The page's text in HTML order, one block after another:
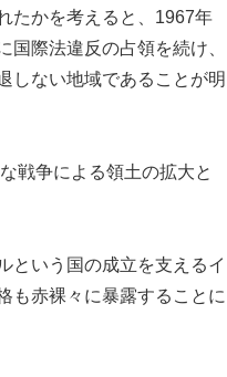
たかを考えると、1967年
際法違反の占領を続け、
しない地域であることが明
戦争による領土の拡大と
という国の成立を支えるイ
も赤裸々に暴露することに